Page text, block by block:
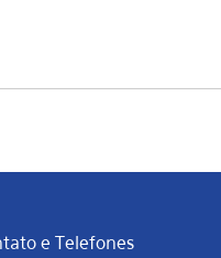
e Telefones